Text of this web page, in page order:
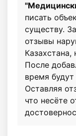
писать
существу.
отзывы
После
время
Оставляя
что несёте